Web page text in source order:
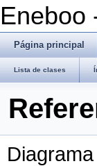
Eneboo
Página principal
Lista de clases